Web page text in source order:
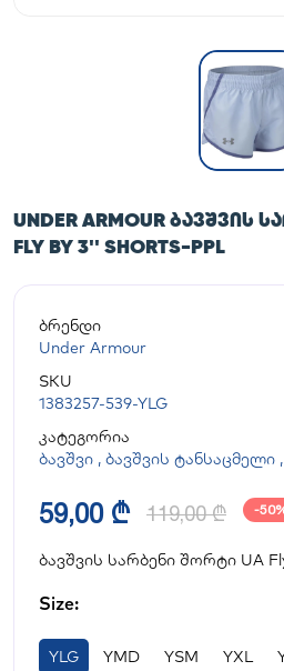
UNDER ARMOUR ᲑᲐᲕᲨᲕᲘᲡ
FLY BY 3'' SHORTS-PPL
ბრენდი
Under Armour
SKU
1383257-539-YLG
კატეგორია
ბავშვი , ბავშვის ტანსაცმელი ,
59,00 ₾ 119,00 ₾ -
ბავშვის სარბენი შორტი UA
Size:
YLG YMD YSM YXL